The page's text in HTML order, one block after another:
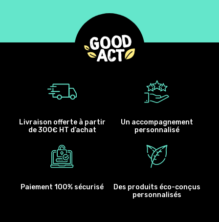
Livraison offerte à partir
de 300€ HT d’achat
Un accompagnement
personnalisé
Paiement 100% sécurisé
Des produits éco-conçus
personnalisés